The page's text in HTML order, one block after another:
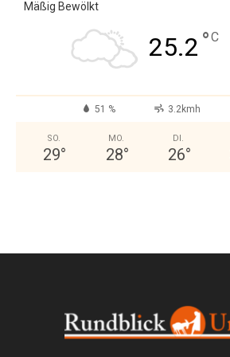
Mäßig Bewölkt
25.2 °C
51 % 3.2kmh
SO.
29°
MO.
28°
DI.
26°